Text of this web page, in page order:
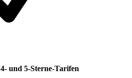
4- und 5-Sterne-Tarifen